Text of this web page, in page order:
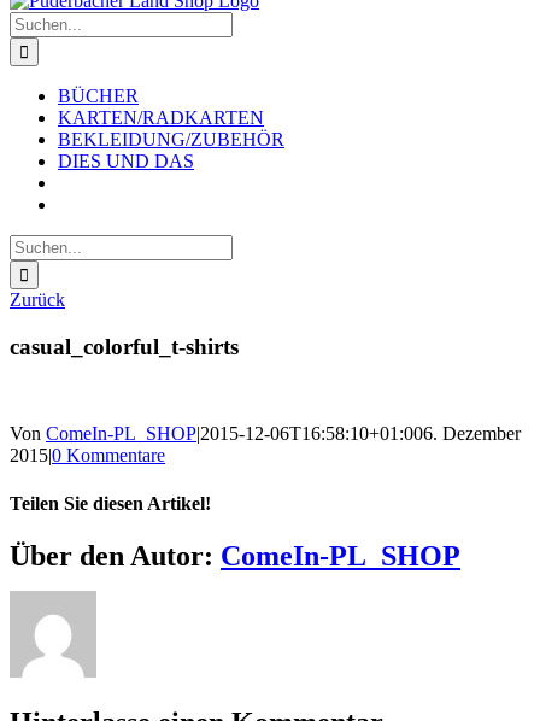
Suche
nach:
BÜCHER
KARTEN/RADKARTEN
BEKLEIDUNG/ZUBEHÖR
DIES UND DAS
Suche
nach:
Zurück
casual_colorful_t-shirts
Von ComeIn-PL_SHOP|2015-12-06T16:58:10+01:006. Dezember
2015|0 Kommentare
Teilen Sie diesen Artikel!
Facebook
X
Reddit
LinkedIn
WhatsApp
Telegram
Tumblr
Pinterest
Vk
Xing
E-
Mail
Über den Autor: ComeIn-PL_SHOP